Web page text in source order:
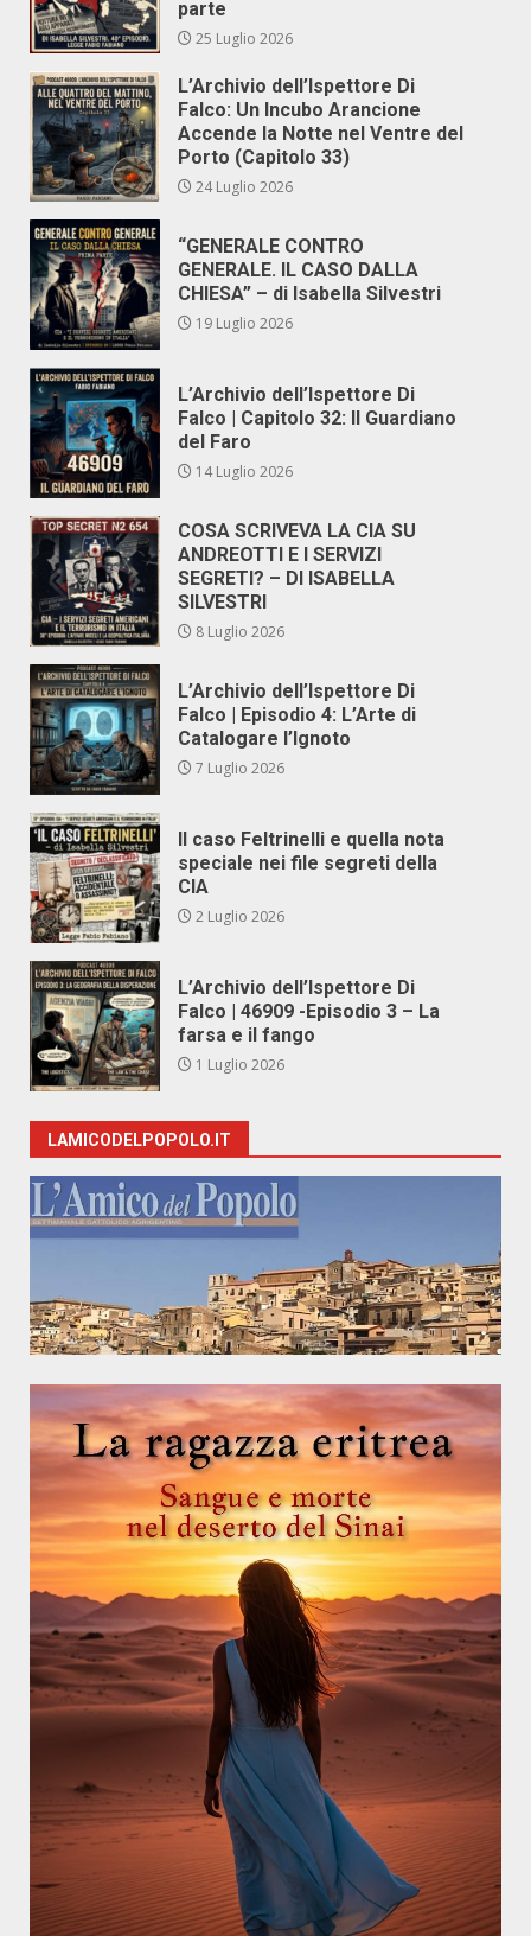
parte
25 Luglio 2026
L’Archivio dell’Ispettore Di
Falco: Un Incubo Arancione
Accende la Notte nel Ventre del
Porto (Capitolo 33)
24 Luglio 2026
“GENERALE CONTRO
GENERALE. IL CASO DALLA
CHIESA” – di Isabella Silvestri
19 Luglio 2026
L’Archivio dell’Ispettore Di
Falco | Capitolo 32: Il Guardiano
del Faro
14 Luglio 2026
COSA SCRIVEVA LA CIA SU
ANDREOTTI E I SERVIZI
SEGRETI? – DI ISABELLA
SILVESTRI
8 Luglio 2026
L’Archivio dell’Ispettore Di
Falco | Episodio 4: L’Arte di
Catalogare l’Ignoto
7 Luglio 2026
Il caso Feltrinelli e quella nota
speciale nei file segreti della
CIA
2 Luglio 2026
L’Archivio dell’Ispettore Di
Falco | 46909 -Episodio 3 – La
farsa e il fango
1 Luglio 2026
LAMICODELPOPOLO.IT